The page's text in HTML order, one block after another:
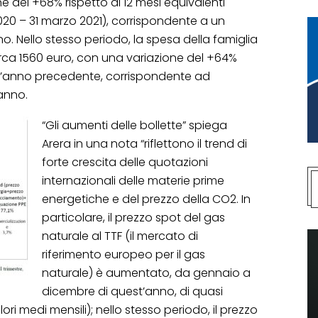
– 31 marzo 2021), corrispondente a un
Nello stesso periodo, la spesa della famiglia
1560 euro, con una variazione del +64%
precedente, corrispondente ad
“Gli aumenti delle bollette” spiega
Arera in una nota “riflettono il trend di
forte crescita delle quotazioni
internazionali delle materie prime
energetiche e del prezzo della CO2. In
particolare, il prezzo spot del gas
naturale al TTF (il mercato di
riferimento europeo per il gas
naturale) è aumentato, da gennaio a
dicembre di quest’anno, di quasi
medi mensili); nello stesso periodo, il prezzo